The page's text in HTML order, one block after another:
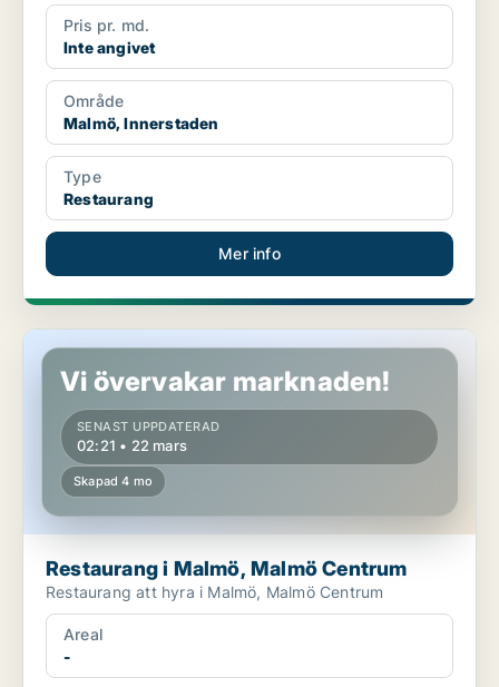
Pris pr. md.
Inte angivet
Område
Malmö, Innerstaden
Type
Restaurang
Mer info
Restaurang i Malmö, Malmö Centrum
Vi övervakar marknaden!
SENAST UPPDATERAD
02:21 • 22 mars
Skapad 4 mo
Restaurang i Malmö, Malmö Centrum
Restaurang att hyra i Malmö, Malmö Centrum
Areal
-